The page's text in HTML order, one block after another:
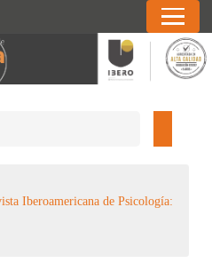
Iberoamericana de Psicología: